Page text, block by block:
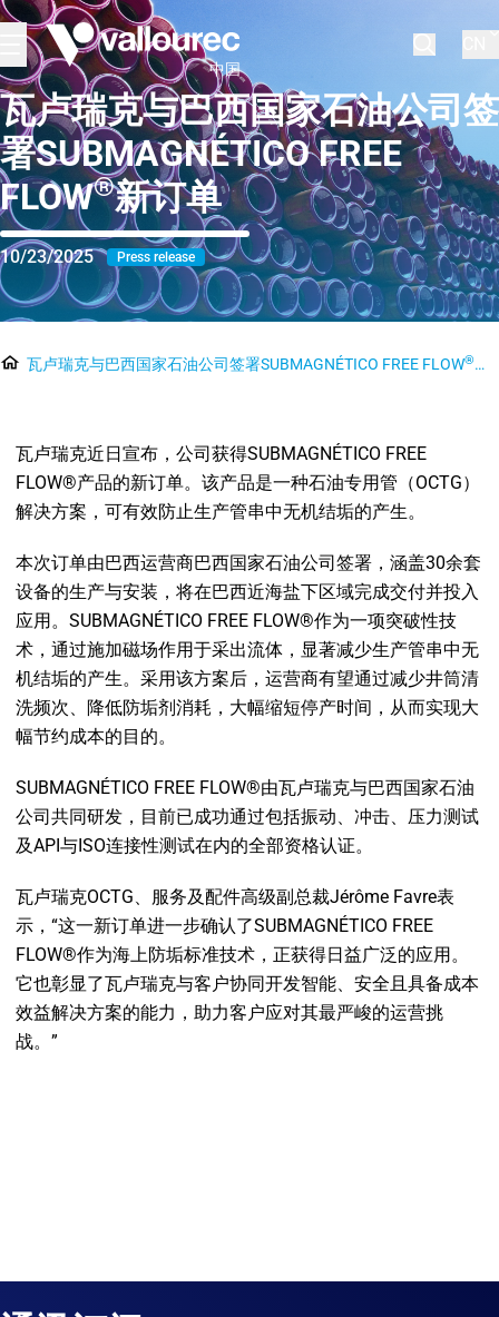
中国
瓦卢瑞克与巴西国家石油公司签
署SUBMAGNÉTICO FREE
FLOW®新订单
10/23/2025 Press release
瓦卢瑞克与巴西国家石油公司签署SUBMAGNÉTICO FREE FLOW®新
瓦卢瑞克近日宣布，公司获得SUBMAGNÉTICO FREE
FLOW®产品的新订单。该产品是一种石油专用管（OCTG）
解决方案，可有效防止生产管串中无机结垢的产生。
本次订单由巴西运营商巴西国家石油公司签署，涵盖30余套
设备的生产与安装，将在巴西近海盐下区域完成交付并投入
应用。SUBMAGNÉTICO FREE FLOW®作为一项突破性技
术，通过施加磁场作用于采出流体，显著减少生产管串中无
机结垢的产生。采用该方案后，运营商有望通过减少井筒清
洗频次、降低防垢剂消耗，大幅缩短停产时间，从而实现大
幅节约成本的目的。
SUBMAGNÉTICO FREE FLOW®由瓦卢瑞克与巴西国家石油
公司共同研发，目前已成功通过包括振动、冲击、压力测试
及API与ISO连接性测试在内的全部资格认证。
瓦卢瑞克OCTG、服务及配件高级副总裁Jérôme Favre表
示，“这一新订单进一步确认了SUBMAGNÉTICO FREE
FLOW®作为海上防垢标准技术，正获得日益广泛的应用。
它也彰显了瓦卢瑞克与客户协同开发智能、安全且具备成本
效益解决方案的能力，助力客户应对其最严峻的运营挑
战。”